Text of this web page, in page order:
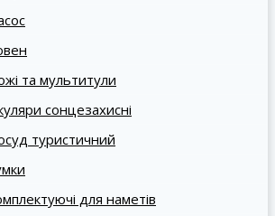
та мультитули
сонцезахисні
туристичний
для наметів